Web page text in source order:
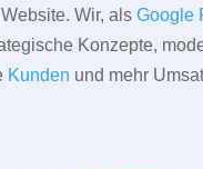
Wir, alsGoogle
Konzepte,
Kunden und mehr